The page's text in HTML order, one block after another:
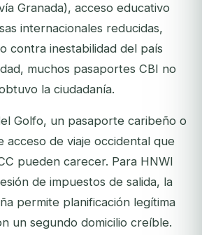
Granada), acceso educativo
internacionales reducidas,
contra inestabilidad del país
muchos pasaportes CBI no
la ciudadanía.
Golfo, un pasaporte caribeño o
acceso de viaje occidental que
pueden carecer. Para HNWI
de impuestos de salida, la
permite planificación legítima
un segundo domicilio creíble.